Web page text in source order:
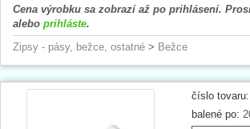
Cena výrobku sa zobrazí až po prihlásení.
alebo prihláste.
Zipsy - pásy, bežce, ostatné > Bežce
číslo tovaru:
balené po: